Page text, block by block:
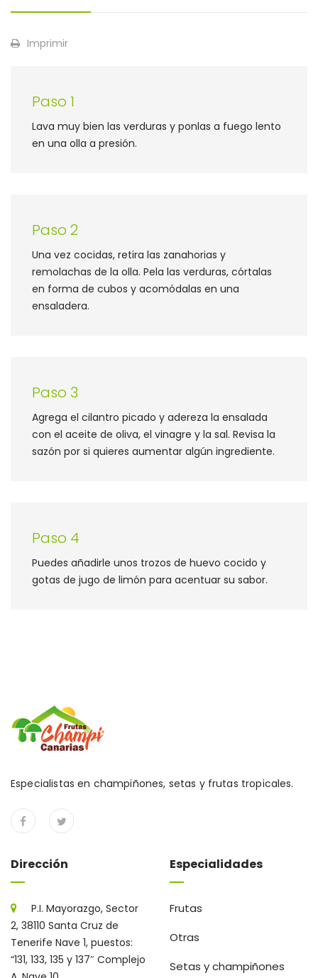
Imprimir
Paso 1
Lava muy bien las verduras y ponlas a fuego lento
en una olla a presión.
Paso 2
Una vez cocidas, retira las zanahorias y
remolachas de la olla. Pela las verduras, córtalas
en forma de cubos y acomódalas en una
ensaladera.
Paso 3
Agrega el cilantro picado y adereza la ensalada
con el aceite de oliva, el vinagre y la sal. Revisa la
sazón por si quieres aumentar algún ingrediente.
Paso 4
Puedes añadirle unos trozos de huevo cocido y
gotas de jugo de limón para acentuar su sabor.
Especialistas en champiñones, setas y frutas tropicales.
Dirección
P.I. Mayorazgo, Sector
2, 38110 Santa Cruz de
Tenerife Nave 1, puestos:
“131, 133, 135 y 137″ Complejo
Especialidades
Frutas
Otras
Setas y champiñones